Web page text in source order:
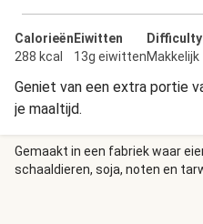
Calorieën
288 kcal
Eiwitten
13g eiwitten
Difficulty
Makkelijk
Geniet van een extra portie
je maaltijd.
Gemaakt in een fabriek waar
schaaldieren, soja, noten en